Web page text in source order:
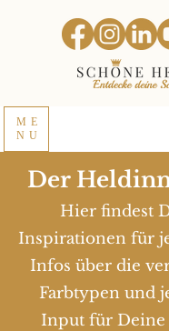
ME
NU
Der
Hier findest
Inspirationen für
Infos über die
Farbtypen und
Input für Deine